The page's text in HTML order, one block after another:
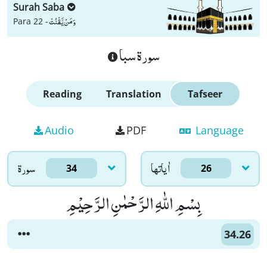
Surah Saba
Para 22 -وَ مَنْ یَّقْنُتْ
سورة سبا
Reading Translation Tafseer
Audio PDF Language
سورۃ 34 اٰياتها 26
بِسْمِ اللّٰهِ الرَّحْمٰنِ الرَّحِیْمِ
34.26